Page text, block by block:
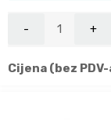
Cijena (bez PDV-